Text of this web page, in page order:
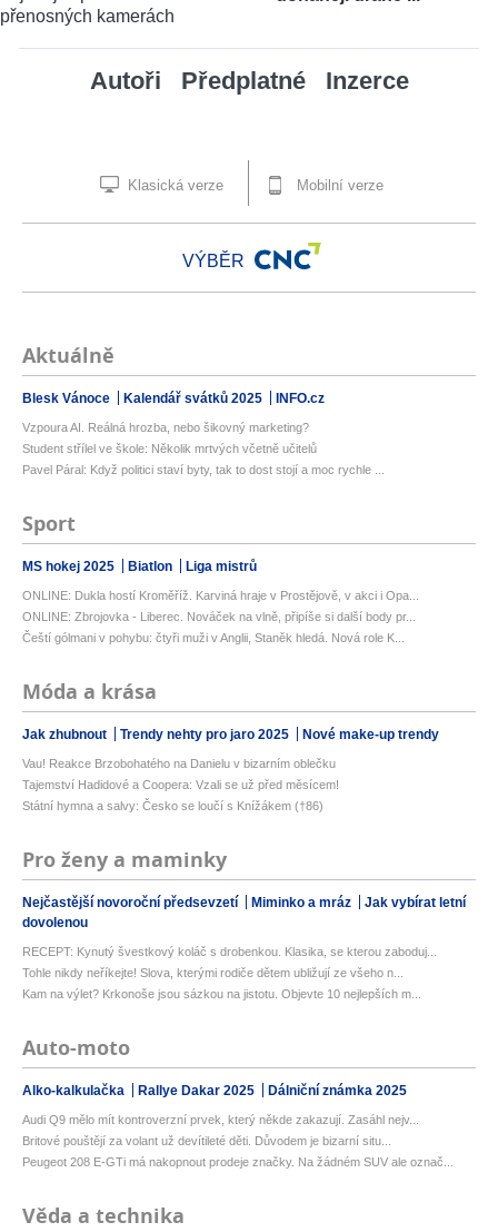
Autoři Předplatné Inzerce
Klasická verze Mobilní verze
VÝBĚR
Aktuálně
Blesk Vánoce Kalendář svátků 2025 INFO.cz
Vzpoura AI. Reálná hrozba, nebo šikovný marketing?
Student střílel ve škole: Několik mrtvých včetně učitelů
Pavel Páral: Když politici staví byty, tak to dost stojí a moc rychle ...
Sport
MS hokej 2025 Biatlon Liga mistrů
ONLINE: Dukla hostí Kroměříž. Karviná hraje v Prostějově, v akci i Opa...
ONLINE: Zbrojovka - Liberec. Nováček na vlně, připíše si další body pr...
Čeští gólmani v pohybu: čtyři muži v Anglii, Staněk hledá. Nová role K...
Móda a krása
Jak zhubnout Trendy nehty pro jaro 2025 Nové make-up trendy
Vau! Reakce Brzobohatého na Danielu v bizarním oblečku
Tajemství Hadidové a Coopera: Vzali se už před měsícem!
Státní hymna a salvy: Česko se loučí s Knížákem (†86)
Pro ženy a maminky
Nejčastější novoroční předsevzetí Miminko a mráz
Jak vybírat letní
dovolenou
RECEPT: Kynutý švestkový koláč s drobenkou. Klasika, se kterou zaboduj...
Tohle nikdy neříkejte! Slova, kterými rodiče dětem ubližují ze všeho n...
Kam na výlet? Krkonoše jsou sázkou na jistotu. Objevte 10 nejlepších m...
Auto-moto
Alko-kalkulačka Rallye Dakar 2025 Dálniční známka 2025
Audi Q9 mělo mít kontroverzní prvek, který někde zakazují. Zasáhl nejv...
Britové pouštějí za volant už devítileté děti. Důvodem je bizarní situ...
Peugeot 208 E-GTi má nakopnout prodeje značky. Na žádném SUV ale označ...
Věda a technika